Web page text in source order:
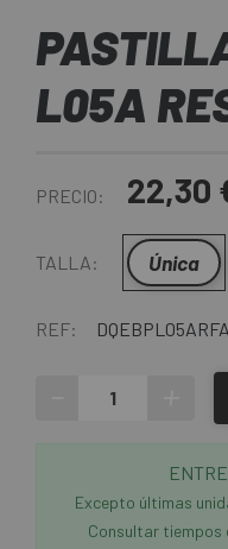
L05A
PRECIO: 22,30
TALLA: Única
REF: DQEBPL05ARFA
Excepto últimas
Consultar tiempos